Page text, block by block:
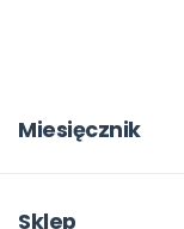
Miesięcznik
W numerze
Sklep